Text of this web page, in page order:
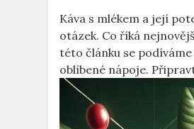
Káva s mlékem a její
otázek. Co říká
této článku se
oblíbené nápoje.